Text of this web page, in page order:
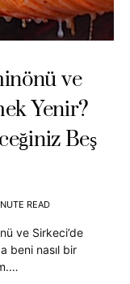
ve
Yenir?
Beş
READ
ve Sirkeci’de
beni nasıl bir